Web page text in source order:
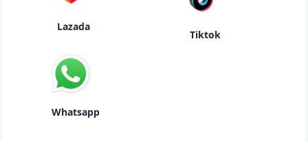
Lazada
Tiktok
Whatsapp